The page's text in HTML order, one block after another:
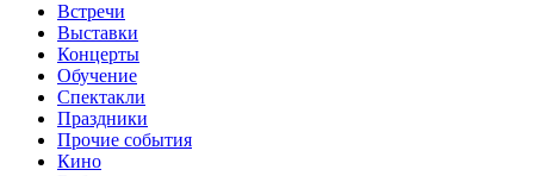
Встречи
Выставки
Концерты
Обучение
Спектакли
Праздники
Прочие события
Кино